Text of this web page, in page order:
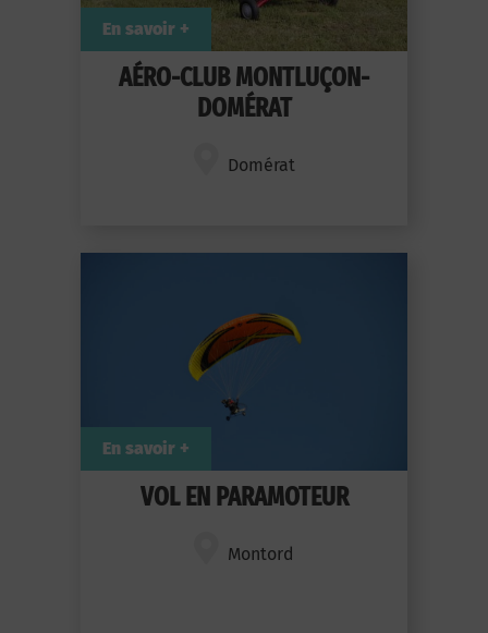
AÉRO-CLUB MONTLUÇON-
DOMÉRAT
Domérat
En savoir +
VOL EN PARAMOTEUR
Montord
En savoir +